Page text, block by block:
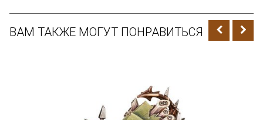
ВАМ ТАКЖЕ МОГУТ ПОНРАВИТЬСЯ